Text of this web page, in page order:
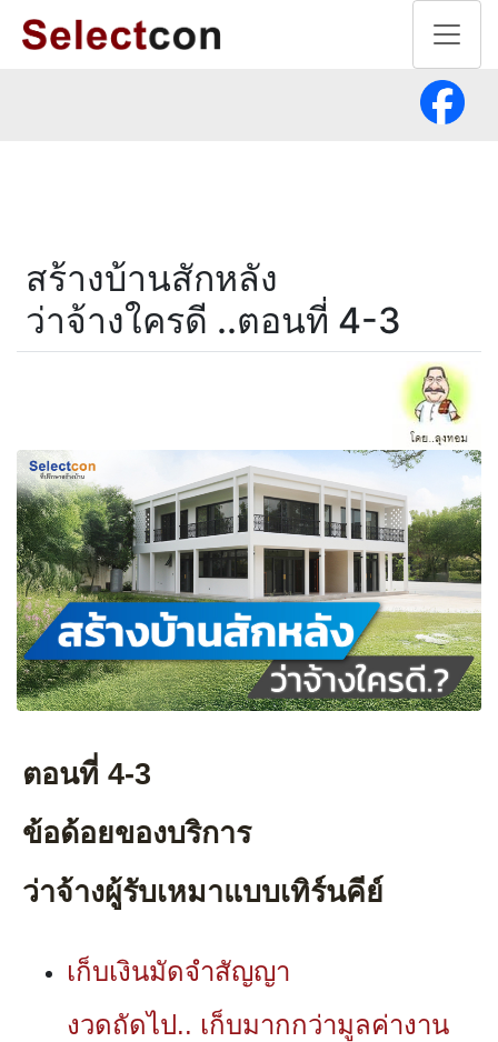
สร้างบ้านสักหลัง
ว่าจ้างใครดี ..ตอนที่ 4-3
ตอนที่ 4-3
ข้อด้อยของบริการ
ว่าจ้างผู้รับเหมาแบบเทิร์นคีย์
เก็บเงินมัดจำสัญญา
งวดถัดไป.. เก็บมากกว่ามูลค่างาน